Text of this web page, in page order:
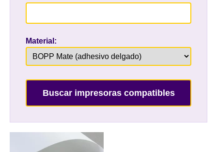
Material:
Buscar impresoras compatibles